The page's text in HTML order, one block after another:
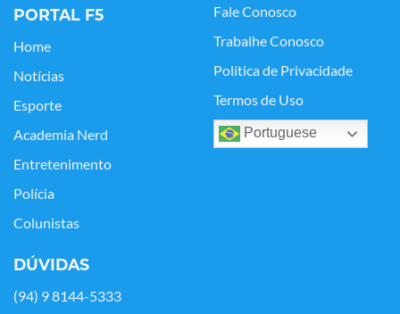
PORTAL F5
Home
Notícias
Esporte
Academia Nerd
Entretenimento
Polícia
Colunistas
Fale Conosco
Trabalhe Conosco
Política de Privacidade
Termos de Uso
Portuguese
DÚVIDAS
(94) 9 8144-5333